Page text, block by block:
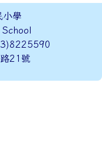
小學
21號